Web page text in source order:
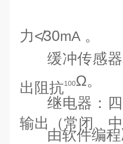
力≮30mA 。
缓冲传感
出阻抗100Ω。
继电器：
输出（常闭、
由软件编